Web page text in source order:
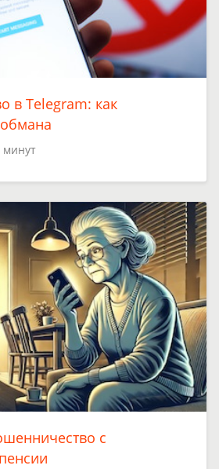
в Telegram: как
минут
с